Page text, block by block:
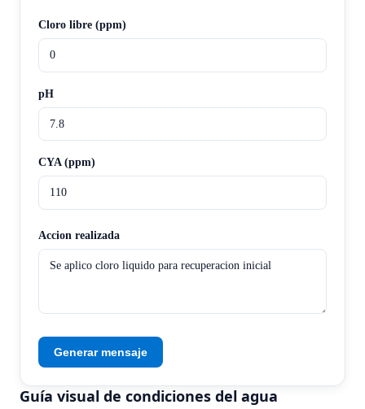
Cloro libre (ppm)
pH
CYA (ppm)
Accion realizada
Generar mensaje
Guía visual de condiciones del agua